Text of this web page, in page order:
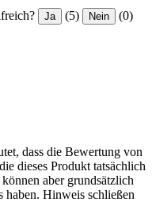
Ja (5) Nein (0)
dass die Bewertung von
dieses Produkt tatsächlich
aber grundsätzlich
haben. Hinweis schließen